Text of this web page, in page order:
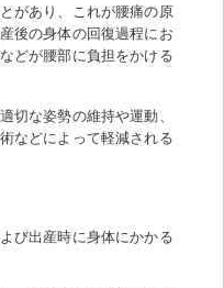
があり、これが腰痛の原
後の身体の回復過程にお
どが腰部に負担をかける
切な姿勢の維持や運動、
などによって軽減される
び出産時に身体にかかる